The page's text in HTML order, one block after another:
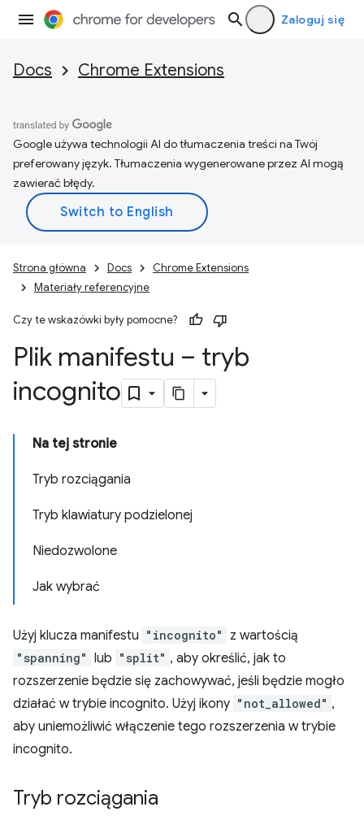
Zaloguj się
Docs Chrome Extensions
Google używa technologii AI do tłumaczenia treści na Twój
preferowany język. Tłumaczenia wygenerowane przez AI mogą
zawierać błędy.
Strona główna Docs
Chrome Extensions
Materiały referencyjne
Czy te wskazówki były pomocne?
Plik manifestu – tryb
incognito
Na tej stronie
Tryb rozciągania
Tryb klawiatury podzielonej
Niedozwolone
Jak wybrać
Użyj klucza manifestu "incognito" z wartością
"spanning" lub "split" , aby określić, jak to
rozszerzenie będzie się zachowywać, jeśli będzie mogło
działać w trybie incognito. Użyj ikony "not_allowed" ,
aby uniemożliwić włączenie tego rozszerzenia w trybie
incognito.
Tryb rozciągania